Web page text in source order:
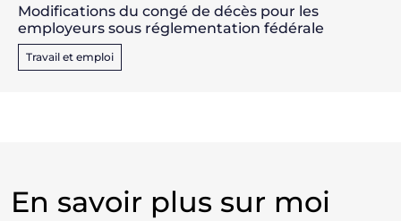
Modifications du congé de décès pour les
employeurs sous réglementation fédérale
Travail et emploi
En savoir plus sur moi